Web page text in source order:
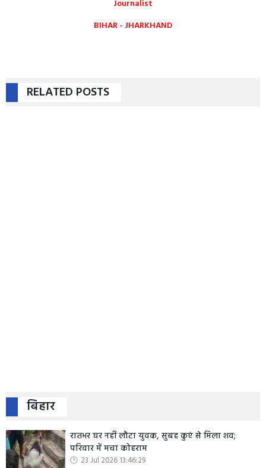
Journalist
BIHAR - JHARKHAND
RELATED POSTS
बिहार
रातभर घर नहीं लौटा युवक, सुबह कुएं से मिला शव;
परिवार में मचा कोहराम
23 Jul 2026 13:46:29